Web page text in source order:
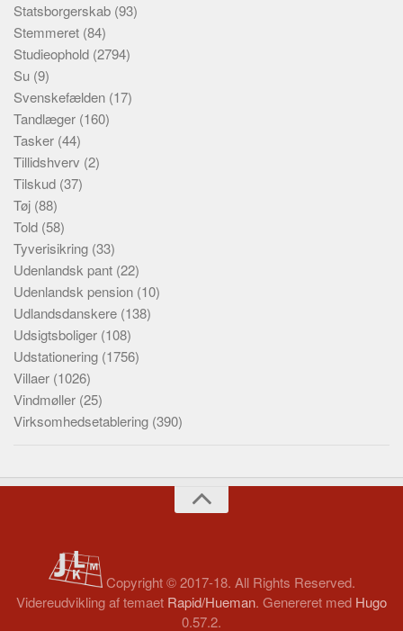
Statsborgerskab (93)
Stemmeret (84)
Studieophold (2794)
Su (9)
Svenskefælden (17)
Tandlæger (160)
Tasker (44)
Tillidshverv (2)
Tilskud (37)
Tøj (88)
Told (58)
Tyverisikring (33)
Udenlandsk pant (22)
Udenlandsk pension (10)
Udlandsdanskere (138)
Udsigtsboliger (108)
Udstationering (1756)
Villaer (1026)
Vindmøller (25)
Virksomhedsetablering (390)
Copyright © 2017-18. All Rights Reserved.
Videreudvikling af temaet Rapid/Hueman. Genereret med Hugo
0.57.2.